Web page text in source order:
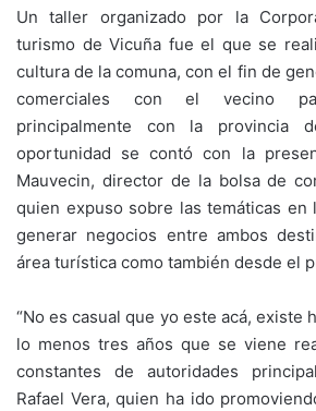
Un taller organizado por la
turismo de Vicuña fue el que se
cultura de la comuna, con el fin de
comerciales con el vecino
principalmente con la provincia
oportunidad se contó con la
Mauvecin, director de la bolsa de
quien expuso sobre las temáticas en
generar negocios entre ambos
área turística como también desde el
“No es casual que yo este acá, existe
lo menos tres años que se viene
constantes de autoridades
Rafael Vera, quien ha ido